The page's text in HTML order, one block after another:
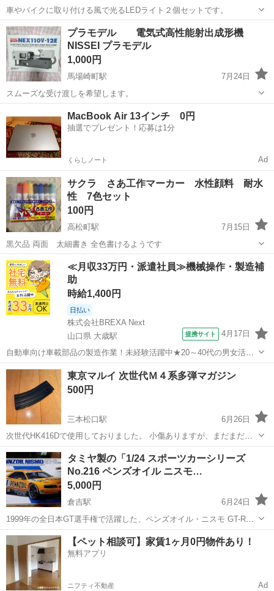
車やバイクに取り付ける風で光るLEDライト２個セットです。
鳥取 東伯郡 萩原天神駅 模型、プラモデル LED
プラモデル 電気式高性能射出成形機
NISSEI プラモデル
1,000円
馬場崎町駅
7月24日
スムーズな受け渡しを希望します。
模型、プラモデル
MacBook Air 13インチ 0円
抽選でプレゼント！応募は1分
くらしノート Ad
サクラ さあ工作マーカー 水性顔料 耐水
性 7色セット
100円
高松町駅
7月15日
黒欠品 両面 太細書き 全色書けるようです
鳥取 境港市 高松町駅 模型、プラモデル
≪月収33万円・派遣社員≫機械操作・製造補
助
時給1,400円
日払い
株式会社BREXA Next
山口県 大歳駅
提携サイト 4月17日
自動車向け車載部品の製造作業！未経験活躍中★20～40代の男女活躍
中！友達同士での応募OK！備品付きワンルーム寮費無料！赴任旅費会
社負担！生活支援物資事前対応可◎格安食堂利用可！年間休日135日
♪《山口県山口市》 人気の工...
山口 山口市 大歳駅 その他
東京マルイ 次世代Ｍ４系多弾マガジン
500円
三本松口駅
6月26日
次世代HK416Dで使用しておりました。 小傷ありますが、まだまだ使
えます。
鳥取 米子市 三本松口駅 模型、プラモデル
タミヤ製の「1/24 スポーツカーシリーズ
No.216 ペンズオイル ニスモ…
5,000円
倉吉駅
6月24日
1999年の全日本GT選手権で活躍した、ペンズオイル・ニスモ GT-R
(R34)を1/24スケールで再現したプラスチックモデル組み立てキットで
す。 大きく張り出した前後フェンダーや大型リヤウィングなど、迫力
あるスタイルを忠...
鳥取 倉吉市 倉吉駅 模型、プラモデル ニスモ
【ペット相談可】家賃1ヶ月0円物件あり！
無料アプリ
ニフティ不動産 Ad